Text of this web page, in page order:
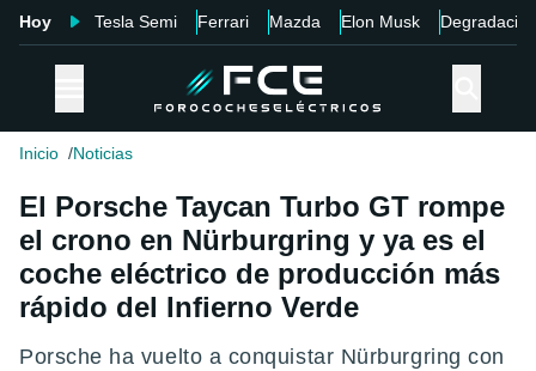
Hoy Tesla Semi Ferrari Mazda Elon Musk Degradación
Inicio Noticias
El Porsche Taycan Turbo GT rompe
el crono en Nürburgring y ya es el
coche eléctrico de producción más
rápido del Infierno Verde
Porsche ha vuelto a conquistar Nürburgring con